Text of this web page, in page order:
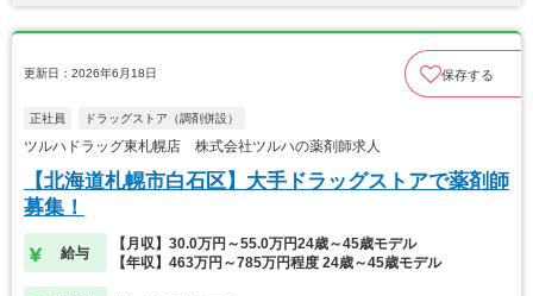
更新日：2026年6月18日 保存する
正社員 ドラッグストア（調剤併設）
ツルハドラッグ東札幌店 株式会社ツルハの薬剤師求人
【北海道札幌市白石区】大手ドラッグストアで薬剤師
募集！
給与
【月収】30.0万円～55.0万円24歳～45歳モデル
【年収】463万円～785万円程度 24歳～45歳モデル